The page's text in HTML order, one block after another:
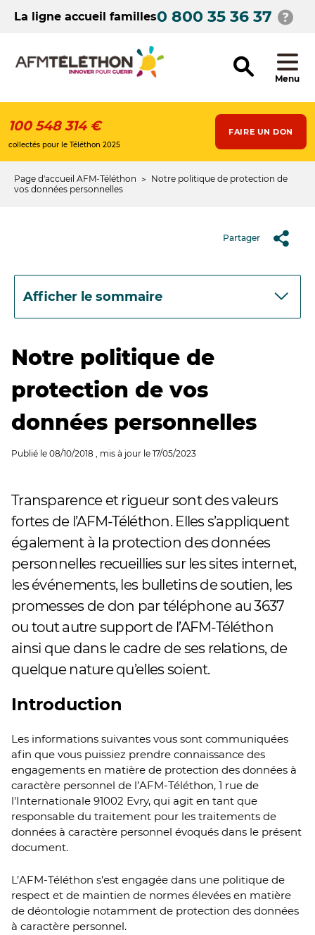
contenuLa ligne accueil familles0 800 35 36 37
Menu
100 548 314 €
collectés pour le Téléthon 2025
FAIRE UN DON
Fil
Page d'accueil AFM-Téléthon
Notre politique de protection de
vos données personnelles
Partager
Afficher le sommaire
Notre politique de
protection de vos
données personnelles
Publié le 08/10/2018 , mis à jour le 17/05/2023
Transparence et rigueur sont des valeurs
fortes de l’AFM-Téléthon. Elles s’appliquent
également à la protection des données
personnelles recueillies sur les sites internet,
les événements, les bulletins de soutien, les
promesses de don par téléphone au 3637
ou tout autre support de l’AFM-Téléthon
ainsi que dans le cadre de ses relations, de
quelque nature qu’elles soient.
Introduction
Les informations suivantes vous sont communiquées
afin que vous puissiez prendre connaissance des
engagements en matière de protection des données à
caractère personnel de l’AFM-Téléthon, 1 rue de
l'Internationale 91002 Evry, qui agit en tant que
responsable du traitement pour les traitements de
données à caractère personnel évoqués dans le présent
document.
L’AFM-Téléthon s’est engagée dans une politique de
respect et de maintien de normes élevées en matière
de déontologie notamment de protection des données
à caractère personnel.